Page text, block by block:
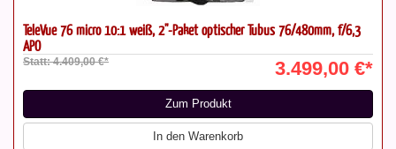
TeleVue 76 micro 10:1 weiß, 2"-Paket optischer Tubus 76/480mm, f/6,3
APO
Statt: 4.409,00 €* 3.499,00 €*
Zum Produkt
In den Warenkorb